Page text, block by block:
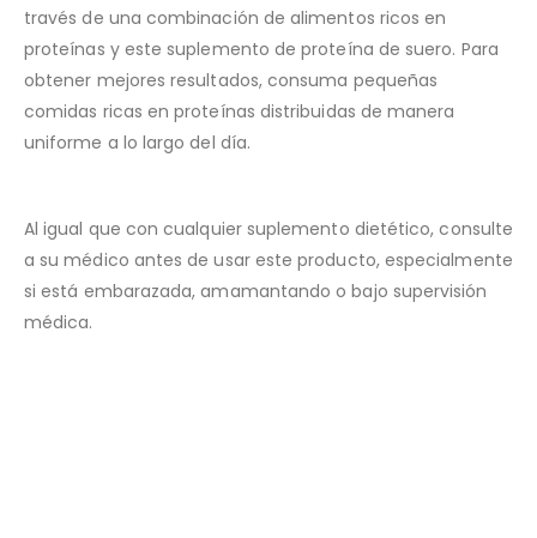
través de una combinación de alimentos ricos en
proteínas y este suplemento de proteína de suero. Para
obtener mejores resultados, consuma pequeñas
comidas ricas en proteínas distribuidas de manera
uniforme a lo largo del día.
Al igual que con cualquier suplemento dietético, consulte
a su médico antes de usar este producto, especialmente
si está embarazada, amamantando o bajo supervisión
médica.